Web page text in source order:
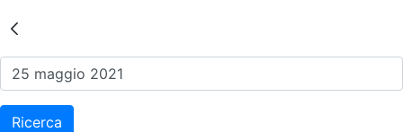
Risultati della Ricerca -
Ricerca